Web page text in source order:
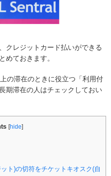
クレジットカード払いができる
めておきます。
の滞在のときに役立つ「利用付
期滞在の人はチェックしておい
[hide]
ト)の切符をチケットキオスク(自